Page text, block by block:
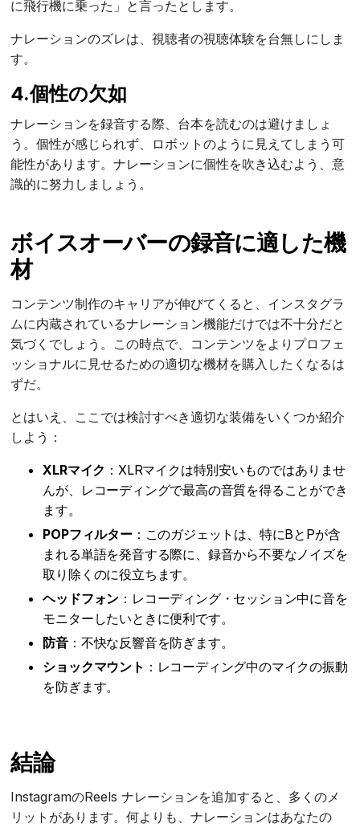
に飛行機に乗った」と言ったとします。
ナレーションのズレは、視聴者の視聴体験を台無しにしま
す。
4.個性の欠如
ナレーションを録音する際、台本を読むのは避けましょ
う。個性が感じられず、ロボットのように見えてしまう可
能性があります。ナレーションに個性を吹き込むよう、意
識的に努力しましょう。
ボイスオーバーの録音に適した機
材
コンテンツ制作のキャリアが伸びてくると、インスタグラ
ムに内蔵されているナレーション機能だけでは不十分だと
気づくでしょう。この時点で、コンテンツをよりプロフェ
ッショナルに見せるための適切な機材を購入したくなるは
ずだ。
とはいえ、ここでは検討すべき適切な装備をいくつか紹介
しよう：
XLRマイク ：XLRマイクは特別安いものではありませ
んが、レコーディングで最高の音質を得ることができ
ます。
POPフィルター：このガジェットは、特にBとPが含
まれる単語を発音する際に、録音から不要なノイズを
取り除くのに役立ちます。
ヘッドフォン ：レコーディング・セッション中に音を
モニターしたいときに便利です。
防音 ：不快な反響音を防ぎます。
ショックマウント ：レコーディング中のマイクの振動
を防ぎます。
結論
InstagramのReels ナレーションを追加すると、多くのメ
リットがあります。何よりも、ナレーションはあなたの